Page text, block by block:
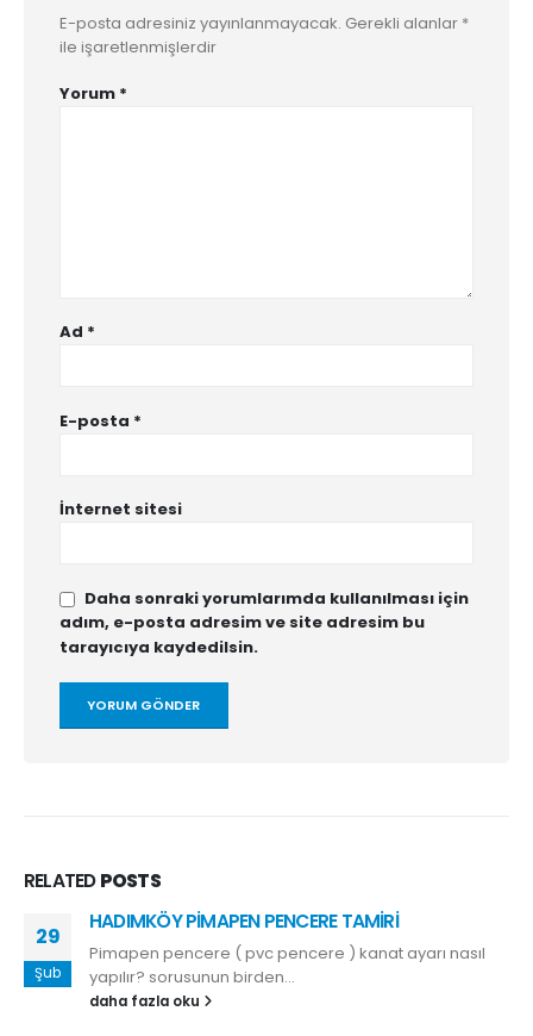
E-posta adresiniz yayınlanmayacak. Gerekli alanlar *
ile işaretlenmişlerdir
Yorum *
Ad *
E-posta *
İnternet sitesi
Daha sonraki yorumlarımda kullanılması için
adım, e-posta adresim ve site adresim bu
tarayıcıya kaydedilsin.
RELATEDPOSTS
29
Şub
HADIMKÖY PİMAPEN PENCERE TAMİRİ
Pimapen pencere ( pvc pencere ) kanat ayarı nasıl
yapılır? sorusunun birden...
daha fazla oku